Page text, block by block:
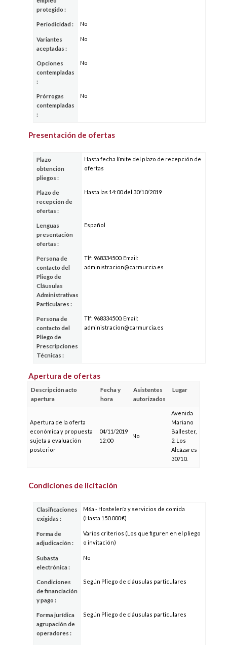
protegido :
Periodicidad : No
Variantes
aceptadas :
No
Opciones
contempladas
:
No
Prórrogas
contempladas
:
No
Presentación de ofertas
Plazo
obtención
pliegos :
Hasta fecha límite del plazo de recepción de
ofertas
Plazo de
recepción de
ofertas :
Hasta las 14:00 del 30/10/2019
Lenguas
presentación
ofertas :
Español
Persona de
contacto del
Pliego de
Cláusulas
Administrativas
Particulares :
Tlf: 968334500. Email:
administracion@carmurcia.es
Persona de
contacto del
Pliego de
Prescripciones
Técnicas :
Tlf: 968334500. Email:
administracion@carmurcia.es
Apertura de ofertas
Descripción acto
apertura
Fecha y
hora
Asistentes
autorizados
Lugar
Apertura de la oferta
económica y propuesta
sujeta a evaluación
posterior
04/11/2019
12:00
No
Avenida
Mariano
Ballester,
2. Los
Alcázares
30710.
Condiciones de licitación
Clasificaciones
exigidas :
M6a - Hostelería y servicios de comida
(Hasta 150.000 €)
Forma de
adjudicación :
Varios criterios (Los que figuren en el pliego
o invitación)
Subasta
electrónica :
No
Condiciones
de financiación
y pago :
Según Pliego de cláusulas particulares
Forma jurídica
agrupación de
operadores :
Según Pliego de cláusulas particulares